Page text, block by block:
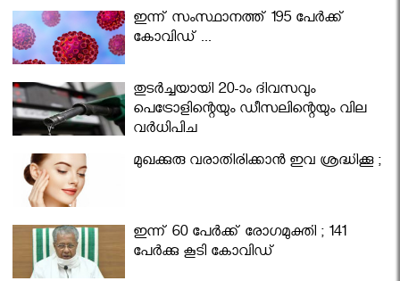
ഇന്ന് സംസ്ഥാനത്ത് 195 പേര്‍ക്ക്
കോവിഡ് ...
തുടർച്ചയായി 20-ാം ദിവസവും
പെട്രോളിന്റെയും ഡീസലിന്റെയും വില
വര്‍ധിപ്പിച്ചു
മുഖക്കുരു വരാതിരിക്കാന്‍ ഇവ ശ്രദ്ധിക്കൂ ;
ഇന്ന് 60 പേർക്ക് രോഗമുക്തി ; 141
പേര്‍ക്കു കൂടി കോവിഡ്